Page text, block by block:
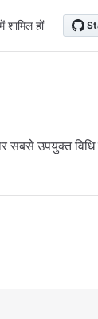
हों
सबसे उपयुक्त